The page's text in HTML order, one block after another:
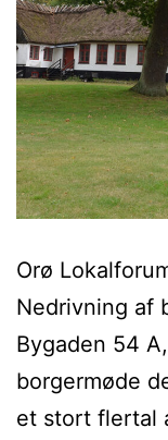
Orø
Nedrivning af
Bygaden 54
borgermøde
et stort flertal